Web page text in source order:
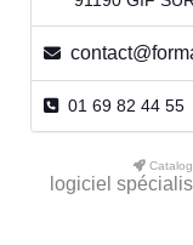
01 69 82 44 55
logiciel